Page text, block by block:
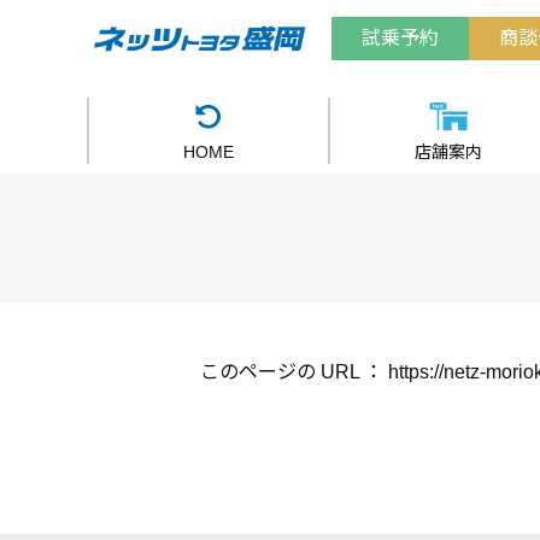
試乗予約 商
HOME 店舗案内
このページの URL ： https://netz-